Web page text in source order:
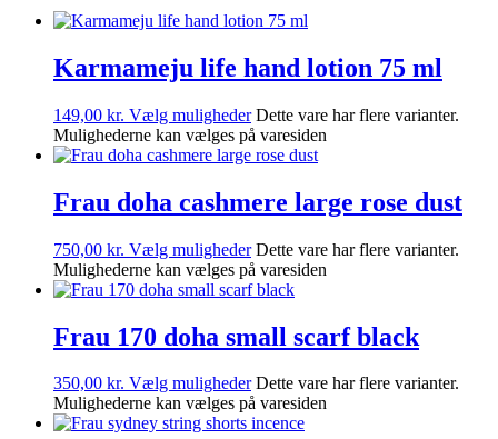
Karmameju life hand lotion 75 ml
149,00 kr. Vælg muligheder Dette vare har flere varianter.
Mulighederne kan vælges på varesiden
Frau doha cashmere large rose dust
750,00 kr. Vælg muligheder Dette vare har flere varianter.
Mulighederne kan vælges på varesiden
Frau 170 doha small scarf black
350,00 kr. Vælg muligheder Dette vare har flere varianter.
Mulighederne kan vælges på varesiden